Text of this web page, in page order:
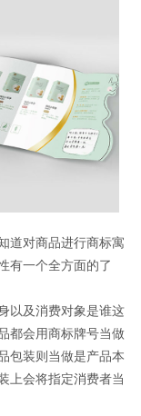
对商品进行商标寓
有一个全方面的了
及消费对象是谁这
都会用商标牌号当做
包装则当做是产品本
上会将指定消费者当